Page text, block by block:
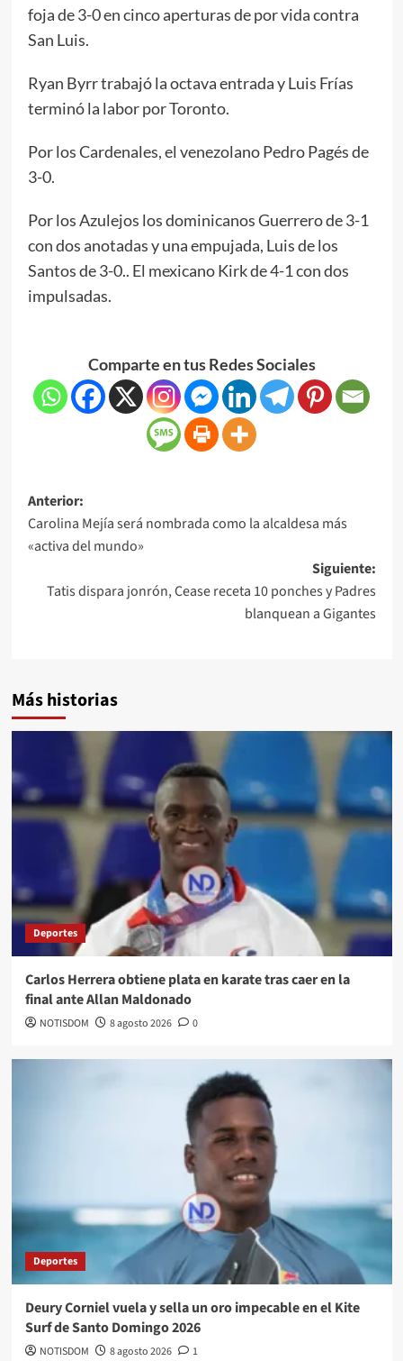
foja de 3-0 en cinco aperturas de por vida contra
San Luis.
Ryan Byrr trabajó la octava entrada y Luis Frías
terminó la labor por Toronto.
Por los Cardenales, el venezolano Pedro Pagés de
3-0.
Por los Azulejos los dominicanos Guerrero de 3-1
con dos anotadas y una empujada, Luis de los
Santos de 3-0.. El mexicano Kirk de 4-1 con dos
impulsadas.
Comparte en tus Redes Sociales
Anterior:
Carolina Mejía será nombrada como la alcaldesa más
«activa del mundo»
Siguiente:
Tatis dispara jonrón, Cease receta 10 ponches y Padres
blanquean a Gigantes
Más historias
Deportes
Carlos Herrera obtiene plata en karate tras caer en la
final ante Allan Maldonado
NOTISDOM 8 agosto 2026 0
Deportes
Deury Corniel vuela y sella un oro impecable en el Kite
Surf de Santo Domingo 2026
NOTISDOM 8 agosto 2026 1